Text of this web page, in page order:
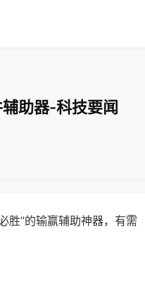
助器-科技要闻
胜”的输赢辅助神器，有需